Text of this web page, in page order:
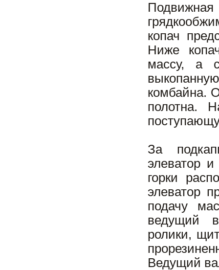
копач
Ниже
массу, а
комбайна.
полотна.
За
элеватор
горки
элеватор
подачу
ведущий
ролики,
Ведущий